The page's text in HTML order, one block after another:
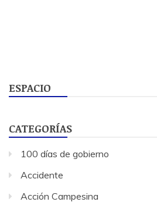
ESPACIO
CATEGORÍAS
100 días de gobierno
Accidente
Acción Campesina